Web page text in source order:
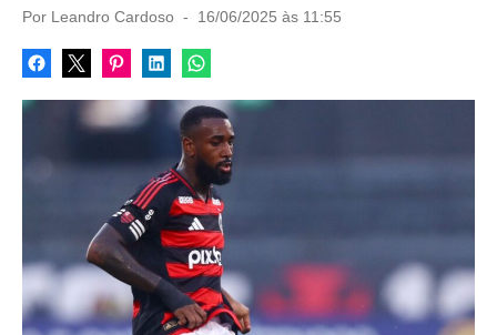
Por Leandro Cardoso
P
s
t
d
o
n
16/06/2025 às 11:55